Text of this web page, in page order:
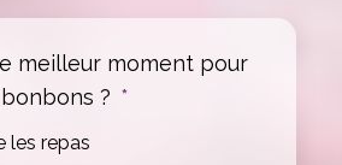
meilleur moment pour
? *
les repas